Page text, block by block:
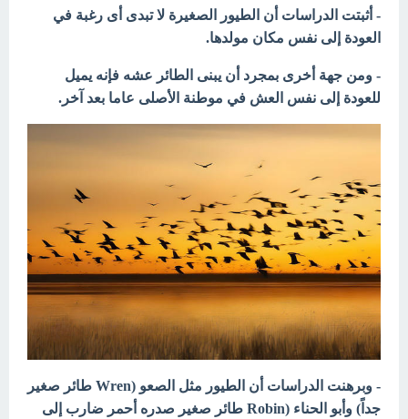
- أثبتت الدراسات أن الطيور الصغيرة لا تبدى أى رغبة في
العودة إلى نفس مكان مولدها.
- ومن جهة أخرى بمجرد أن يبنى الطائر عشه فإنه يميل
للعودة إلى نفس العش في موطنة الأصلى عاما بعد آخر.
- وبرهنت الدراسات أن الطيور مثل الصعو (Wren طائر صغير
جداً) وأبو الحناء (Robin طائر صغير صدره أحمر ضارب إلى